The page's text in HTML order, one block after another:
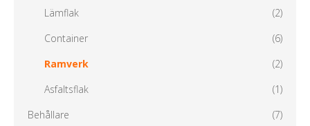
Lämflak
(2)
Container
(6)
Ramverk
(2)
Asfaltsflak
(1)
Behållare
(7)